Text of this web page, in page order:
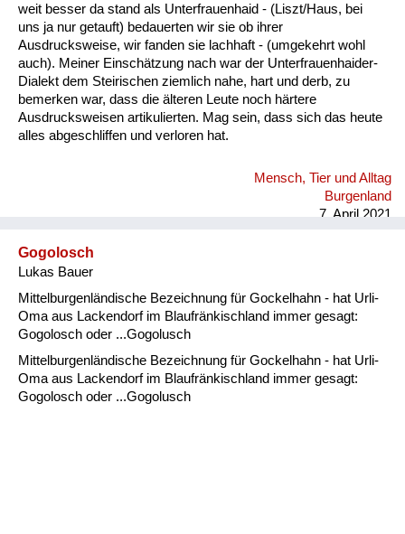
weit besser da stand als Unterfrauenhaid - (Liszt/Haus, bei
uns ja nur getauft) bedauerten wir sie ob ihrer
Ausdrucksweise, wir fanden sie lachhaft - (umgekehrt wohl
auch). Meiner Einschätzung nach war der Unterfrauenhaider-
Dialekt dem Steirischen ziemlich nahe, hart und derb, zu
bemerken war, dass die älteren Leute noch härtere
Ausdrucksweisen artikulierten. Mag sein, dass sich das heute
alles abgeschliffen und verloren hat.
Mensch, Tier und Alltag
Burgenland
7. April 2021
Gogolosch
Lukas Bauer
Mittelburgenländische Bezeichnung für Gockelhahn - hat Urli-
Oma aus Lackendorf im Blaufränkischland immer gesagt:
Gogolosch oder ...Gogolusch
Mittelburgenländische Bezeichnung für Gockelhahn - hat Urli-
Oma aus Lackendorf im Blaufränkischland immer gesagt:
Gogolosch oder ...Gogolusch